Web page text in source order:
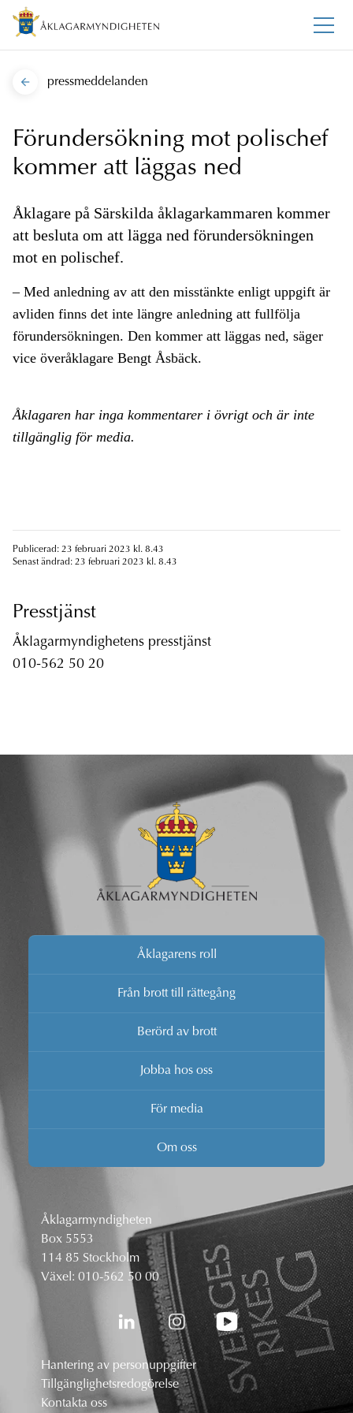
pressmeddelanden
Förundersökning mot polischef
kommer att läggas ned
Åklagare på Särskilda åklagarkammaren kommer
att besluta om att lägga ned förundersökningen
mot en polischef.
– Med anledning av att den misstänkte enligt uppgift är
avliden finns det inte längre anledning att fullfölja
förundersökningen. Den kommer att läggas ned, säger
vice överåklagare Bengt Åsbäck.
Åklagaren har inga kommentarer i övrigt och är inte
tillgänglig för media.
Publicerad: 23 februari 2023 kl. 8.43
Senast ändrad: 23 februari 2023 kl. 8.43
Presstjänst
Åklagarmyndighetens presstjänst
010-562 50 20
Åklagarens roll
Från brott till rättegång
Berörd av brott
Jobba hos oss
För media
Om oss
Åklagarmyndigheten
Box 5553
114 85 Stockholm
Växel: 010-562 50 00
Hantering av personuppgifter
Tillgänglighetsredogörelse
Kontakta oss